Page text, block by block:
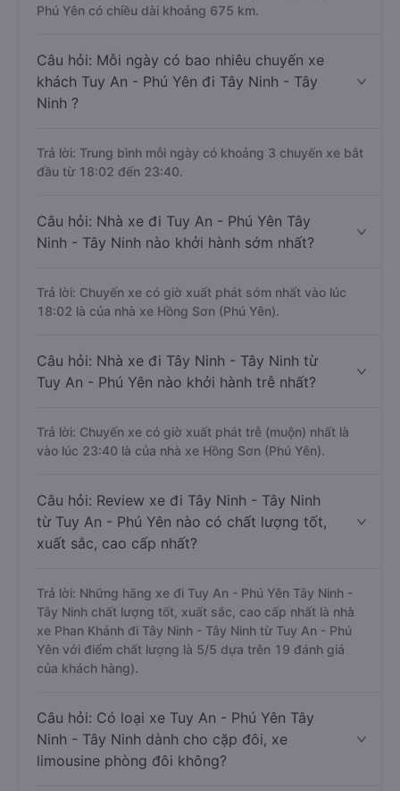
Phú Yên có chiều dài khoảng 675 km.
Câu hỏi: Mỗi ngày có bao nhiêu chuyến xe
khách Tuy An - Phú Yên đi Tây Ninh - Tây
Ninh ?
Trả lời: Trung bình mỗi ngày có khoảng 3 chuyến xe bắt
đầu từ 18:02 đến 23:40.
Câu hỏi: Nhà xe đi Tuy An - Phú Yên Tây
Ninh - Tây Ninh nào khởi hành sớm nhất?
Trả lời: Chuyến xe có giờ xuất phát sớm nhất vào lúc
18:02 là của nhà xe Hồng Sơn (Phú Yên).
Câu hỏi: Nhà xe đi Tây Ninh - Tây Ninh từ
Tuy An - Phú Yên nào khởi hành trễ nhất?
Trả lời: Chuyến xe có giờ xuất phát trễ (muộn) nhất là
vào lúc 23:40 là của nhà xe Hồng Sơn (Phú Yên).
Câu hỏi: Review xe đi Tây Ninh - Tây Ninh
từ Tuy An - Phú Yên nào có chất lượng tốt,
xuất sắc, cao cấp nhất?
Trả lời: Những hãng xe đi Tuy An - Phú Yên Tây Ninh -
Tây Ninh chất lượng tốt, xuất sắc, cao cấp nhất là nhà
xe Phan Khánh đi Tây Ninh - Tây Ninh từ Tuy An - Phú
Yên với điểm chất lượng là 5/5 dựa trên 19 đánh giá
của khách hàng).
Câu hỏi: Có loại xe Tuy An - Phú Yên Tây
Ninh - Tây Ninh dành cho cặp đôi, xe
limousine phòng đôi không?